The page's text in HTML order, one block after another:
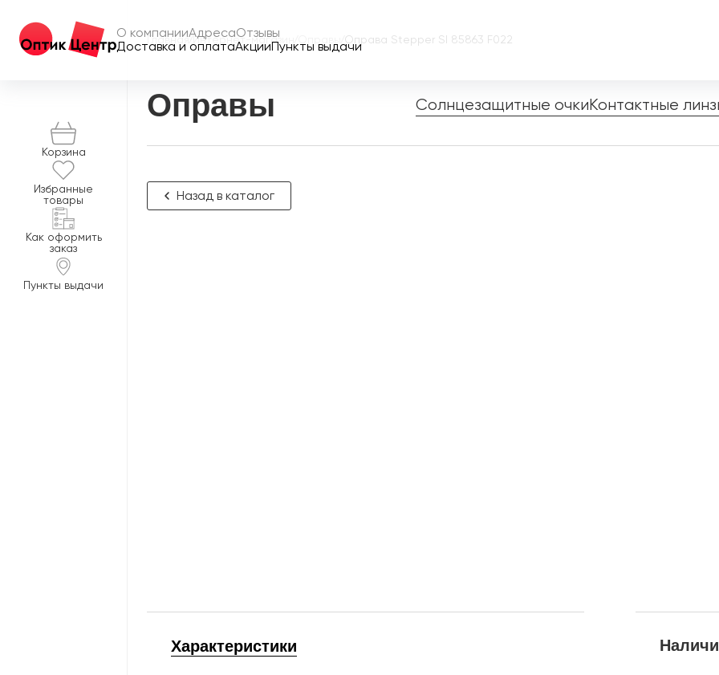
О компанииАдресаОтзывы
Доставка и оплатаАкцииПункты выдачи
Корзина
Избранные
товары
Как оформить
заказ
Пункты выдачи
Главная/ Интернет-магазин Оправа Stepper SI 85863 F022
Оправы Солнцезащитные очкиКонтактные
Назад в каталог
Характеристики